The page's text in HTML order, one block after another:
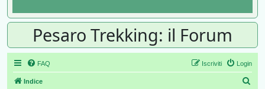
Pesaro Trekking: il Forum
FAQ Login
Iscriviti
Indice